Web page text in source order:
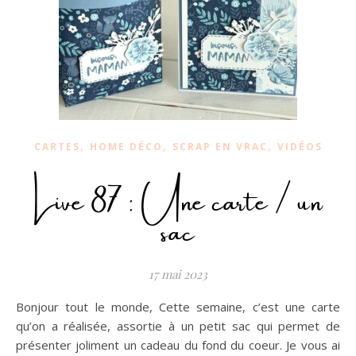
CARTES, HOME DÉCO , SCRAP EN VRAC , VIDÉOS
Live 87 : Une carte / un
sac
17 mai 2023
Bonjour tout le monde, Cette semaine, c’est une carte
qu’on a réalisée, assortie à un petit sac qui permet de
présenter joliment un cadeau du fond du coeur. Je vous ai